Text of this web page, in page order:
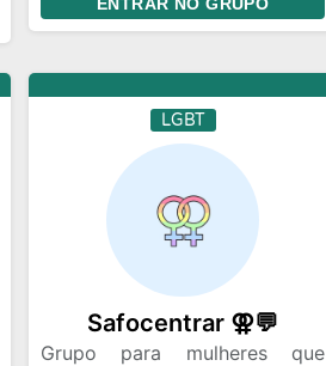
LGBT
Safocentrar ⚢💬
Grupo para mulheres que